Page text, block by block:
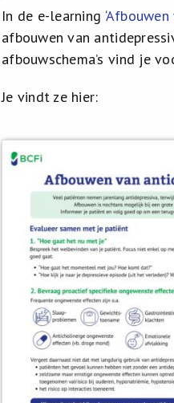
In de e-learning ‘ Afbouwen
afbouwen van
afbouwschema’s vind je
Je vindt ze hier: